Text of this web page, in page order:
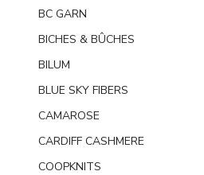
BC GARN
BICHES & BÛCHES
BILUM
BLUE SKY FIBERS
CAMAROSE
CARDIFF CASHMERE
COOPKNITS